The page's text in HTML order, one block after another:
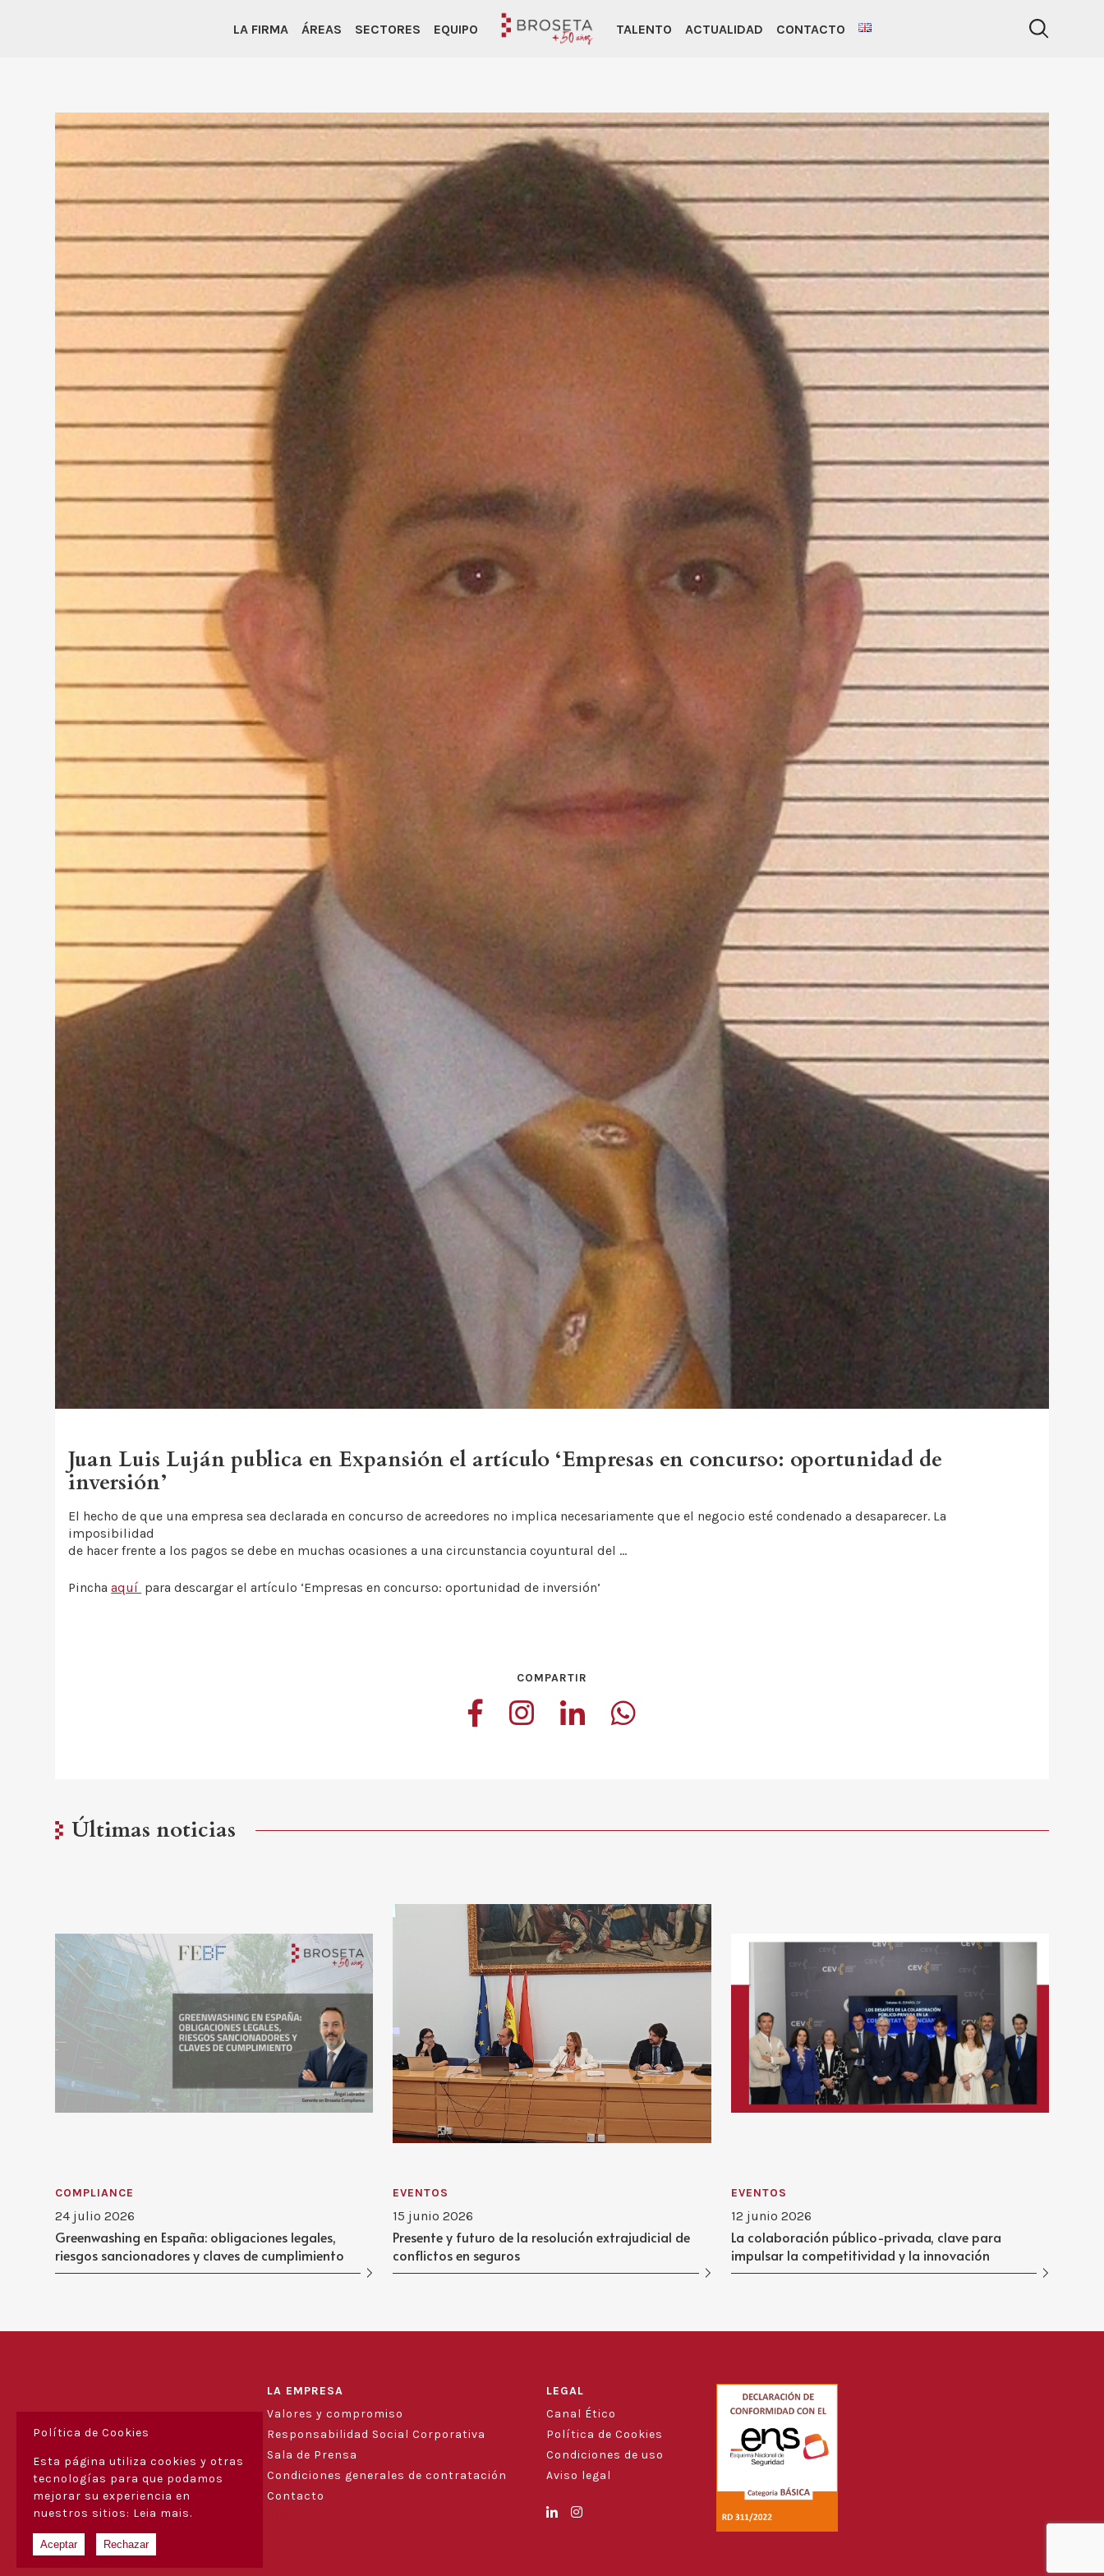
LA FIRMA ÁREAS SECTORES EQUIPO TALENTO ACTUALIDAD CONTACTO
Juan Luis Luján publica en Expansión el artículo ‘Empresas en concurso: oportunidad de
inversión’
El hecho de que una empresa sea declarada en concurso de acreedores no implica necesariamente que el negocio esté condenado a desaparecer. La
imposibilidad
de hacer frente a los pagos se debe en muchas ocasiones a una circunstancia coyuntural del …
Pinchaaquí para descargar el artículo ‘Empresas en concurso: oportunidad de inversión’
COMPARTIR
Últimas noticias
COMPLIANCE
24 julio 2026
Greenwashing en España: obligaciones legales,
riesgos sancionadores y claves de cumplimiento
EVENTOS
15 junio 2026
Presente y futuro de la resolución extrajudicial de
conflictos en seguros
EVENTOS
12 junio 2026
La colaboración público-privada, clave para
impulsar la competitividad y la innovación
LA EMPRESA
Valores y compromiso
Responsabilidad Social Corporativa
Sala de Prensa
Condiciones generales de contratación
Contacto
LEGAL
Canal Ético
Política de Cookies
Condiciones de uso
Aviso legal
Política de Cookies
Esta página utiliza cookies y otras
tecnologías para que podamos
mejorar su experiencia en
nuestros sitios: Leia mais.
Aceptar Rechazar